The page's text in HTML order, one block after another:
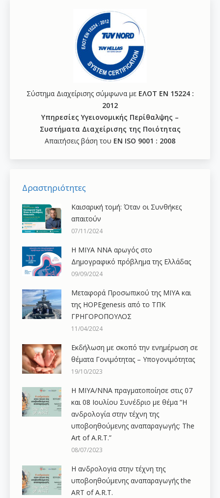
Σύστημα Διαχείρισης σύμφωνα με ΕΛΟΤ ΕΝ 15224 :
2012
Υπηρεσίες Υγειονομικής Περίθαλψης –
Συστήματα Διαχείρισης της Ποιότητας
Απαιτήσεις βάση του ΕΝ ISO 9001 : 2008
Δραστηριότητες
Καισαρική τομή: Όταν οι Συνθήκες
απαιτούν
07/11/2024
H ΜΙΥΑ ΝΝΑ αρωγός στο
Δημογραφικό πρόβλημα της Ελλάδας
09/09/2024
Μεταφορά Προσωπικού της ΜΙΥΑ και
της HOPEgenesis από το ΤΠΚ
ΓΡΗΓΟΡΟΠΟΥΛΟΣ
11/04/2024
Εκδήλωση με σκοπό την ενημέρωση σε
θέματα Γονιμότητας – Υπογονιμότητας
19/10/2023
Η ΜΙΥΑ/ΝΝΑ πραγματοποίησε στις 07
και 08 Ιουλίου Συνέδριο με θέμα “Η
ανδρολογία στην τέχνη της
υποβοηθούμενης αναπαραγωγής: The
Art of A.R.T.”
08/07/2023
Η ανδρολογiα στην τέχνη της
υποβοηθούμενης αναπαραγωγής the
ART of A.R.T.